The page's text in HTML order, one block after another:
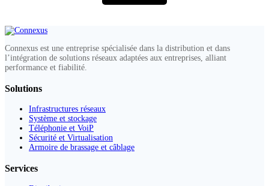
Connexus est une entreprise spécialisée dans la distribution et dans
l’intégration de solutions réseaux adaptées aux entreprises, alliant
performance et fiabilité.
Solutions
Infrastructures réseaux
Système et stockage
Téléphonie et VoiP
Sécurité et Virtualisation
Armoire de brassage et câblage
Services